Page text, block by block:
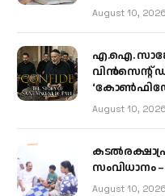
August 10, 2026
എ.ഐ.
വിൻസെന്റ്
August 10, 2026
സംവിധാനം
August 10, 2026